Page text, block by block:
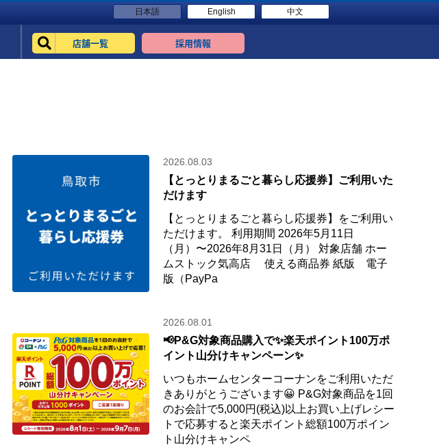
日本語 English 中文
店舗一覧 採用情報
2026.08.03
【とっとりまるごと暮らし応援券】ご利用いた
だけます
【とっとりまるごと暮らし応援券】をご利用い
ただけます。 利用期間 2026年5月11日
（月）〜2026年8月31日（月） 対象店舗 ホー
ムストック気高店 使える商品券 紙版 電子
版（PayPa
2026.08.01
📢P&G対象商品購入で✨楽天ポイント100万ポ
イント山分けキャンペーン✨
いつもホームセンターコーナンをご利用いただ
きありがとうございます😀 P&G対象商品を1回
のお会計で5,000円(税込)以上お買い上げレシー
トで応募すると楽天ポイント総額100万ポイン
ト山分けキャンペ